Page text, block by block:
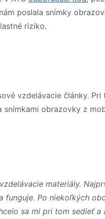
poslala snímky
riziko.
vzdelávacie články.
obrazovky z
materiály.
Po niekoľkých
sa mi pri tom sedieť